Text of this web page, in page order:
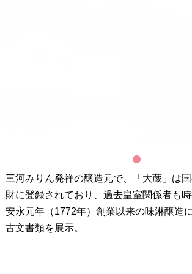
三河みりん発祥の醸造元で、「大蔵」は
財に登録されており、過去皇室関係者も時
安永元年（1772年）創業以来の味淋醸造
古文書類を展示。